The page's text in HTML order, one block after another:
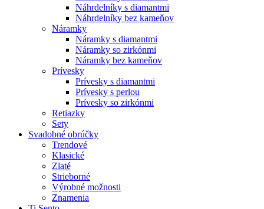
Náhrdelníky s diamantmi
Náhrdelníky bez kameňov
Náramky
Náramky s diamantmi
Náramky so zirkónmi
Náramky bez kameňov
Prívesky
Prívesky s diamantmi
Prívesky s perlou
Prívesky so zirkónmi
Retiazky
Sety
Svadobné obrúčky
Trendové
Klasické
Zlaté
Strieborné
Výrobné možnosti
Znamenia